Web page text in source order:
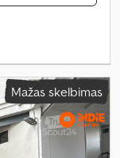
Mažas skelbimas